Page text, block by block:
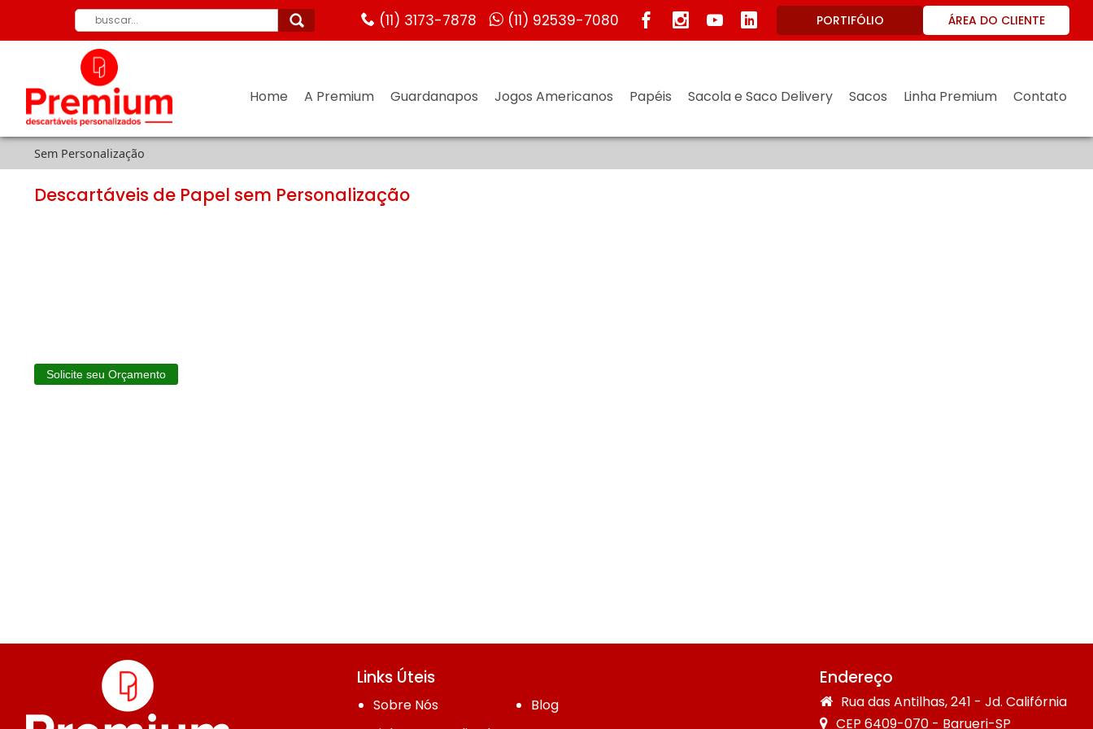
(11) 3173-7878 (11) 92539-7080 PORTIFÓLIO ÁREA DO CLIENTE
Home A Premium Guardanapos Jogos Americanos Papéis Sacola e Saco Delivery Sacos Linha Premium Contato
Sem Personalização
Descartáveis de Papel sem Personalização
Solicite seu Orçamento
Links Úteis
Sobre Nós
Blog
Endereço
Rua das Antilhas, 241 - Jd. Califórnia
CEP 6409-070 - Barueri-SP